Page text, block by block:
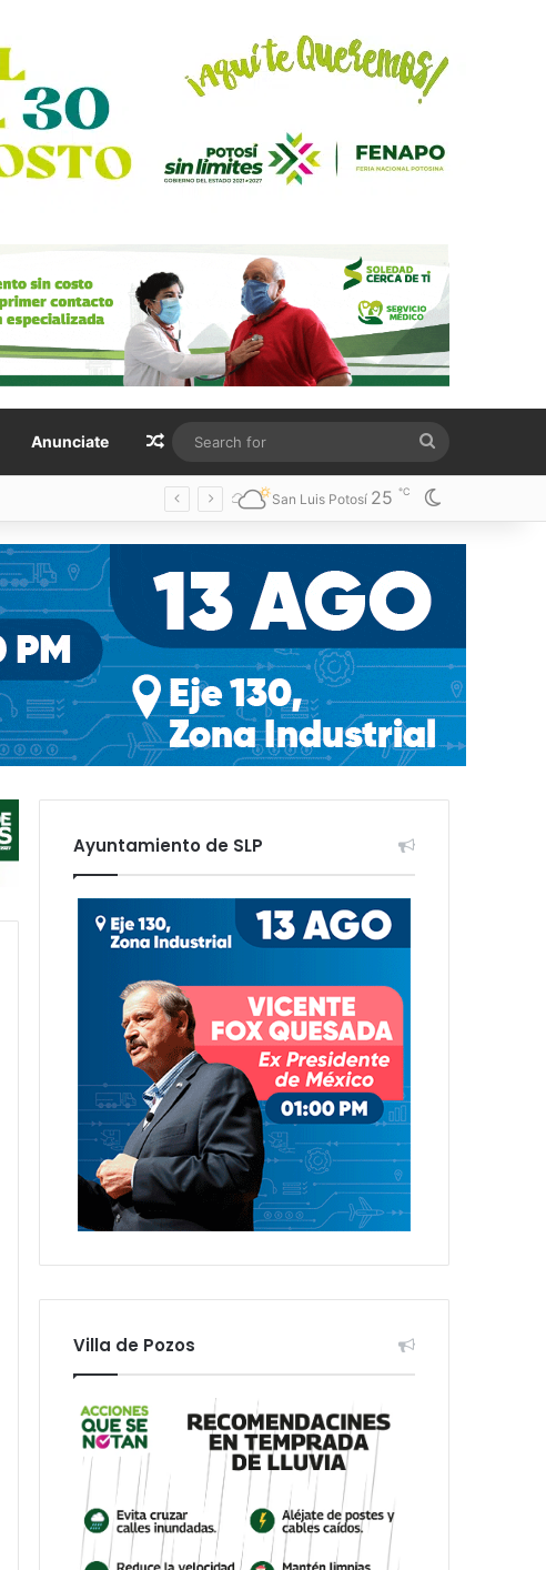
Anunciate Random Article
for
San Luis Potosí 25 ℃
Ayuntamiento de SLP
Villa de Pozos